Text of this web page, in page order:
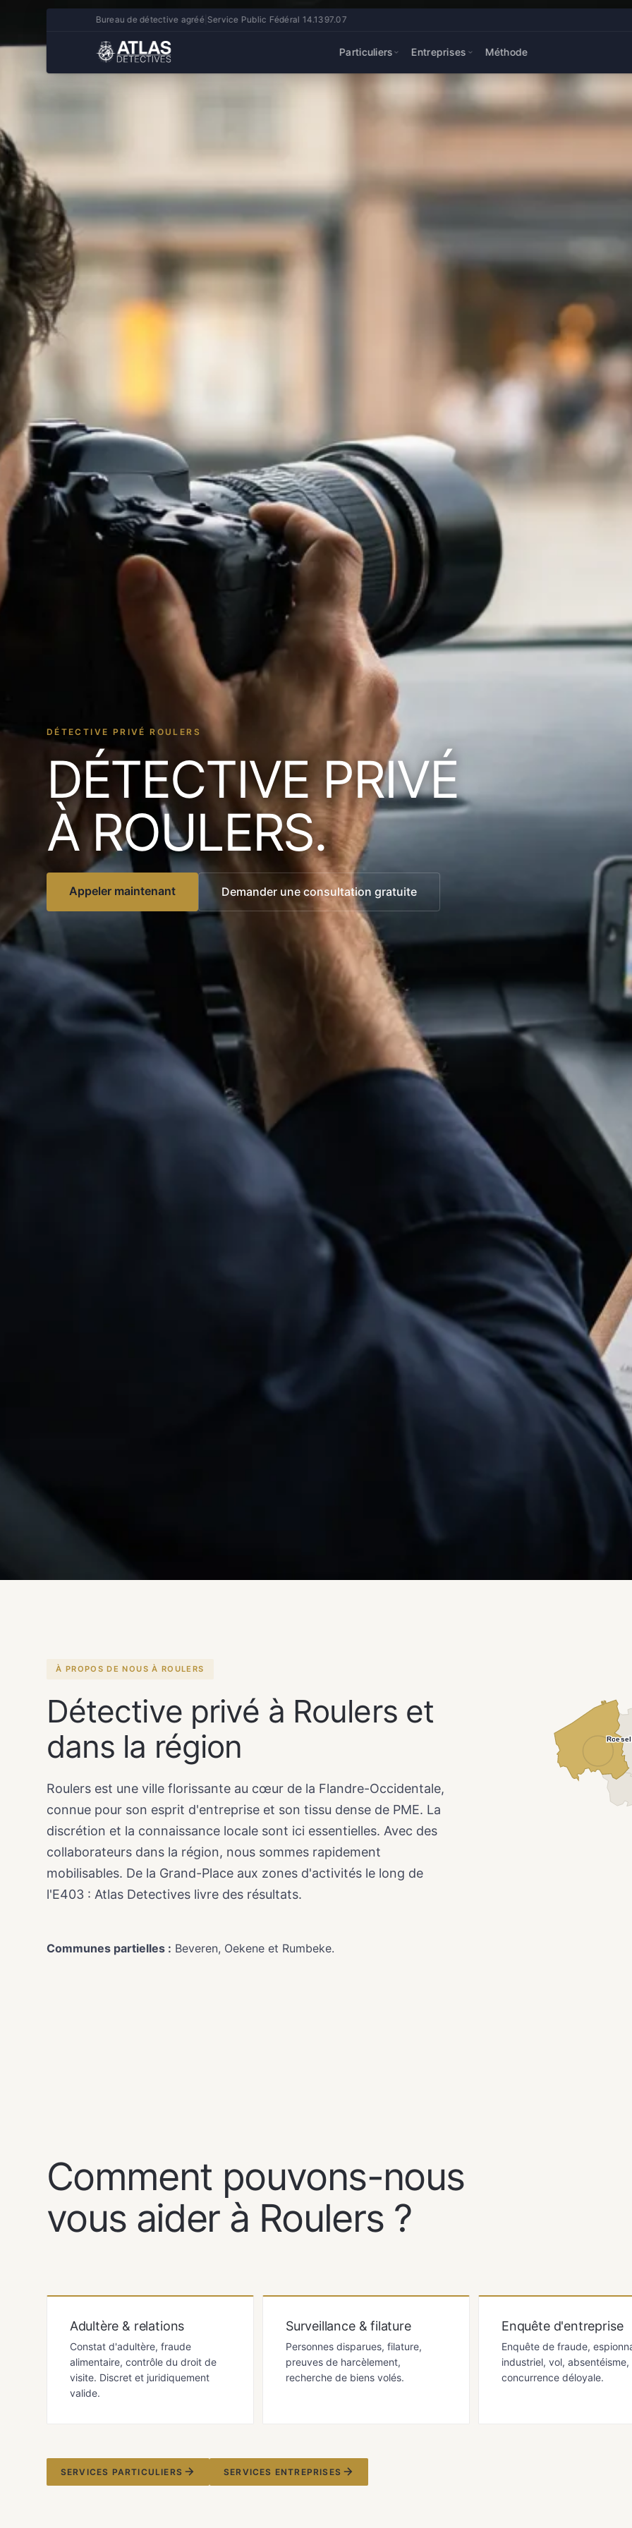
Bureau de détective agréé| Service Public Fédéral 14.1397.07
Particuliers Entreprises Méthode
DÉTECTIVE PRIVÉ ROULERS
DÉTECTIVE PRIVÉ
À ROULERS.
Appeler maintenant Demander une consultation gratuite
À PROPOS DE NOUS À ROULERS
Détective privé à Roulers et
dans la région
Roulers est une ville florissante au cœur de la Flandre-Occidentale,
connue pour son esprit d'entreprise et son tissu dense de PME. La
discrétion et la connaissance locale sont ici essentielles. Avec des
collaborateurs dans la région, nous sommes rapidement
mobilisables. De la Grand-Place aux zones d'activités le long de
l'E403 : Atlas Detectives livre des résultats.
Communes partielles : Beveren, Oekene et Rumbeke.
Comment pouvons-nous
vous aider à Roulers ?
Adultère & relations
Constat d'adultère, fraude
alimentaire, contrôle du droit de
visite. Discret et juridiquement
valide.
Surveillance & filature
Personnes disparues, filature,
preuves de harcèlement,
recherche de biens volés.
Enquête d'entreprise
Enquête de fraude,
industriel, vol, absentéisme,
concurrence déloyale.
SERVICES PARTICULIERS SERVICES ENTREPRISES